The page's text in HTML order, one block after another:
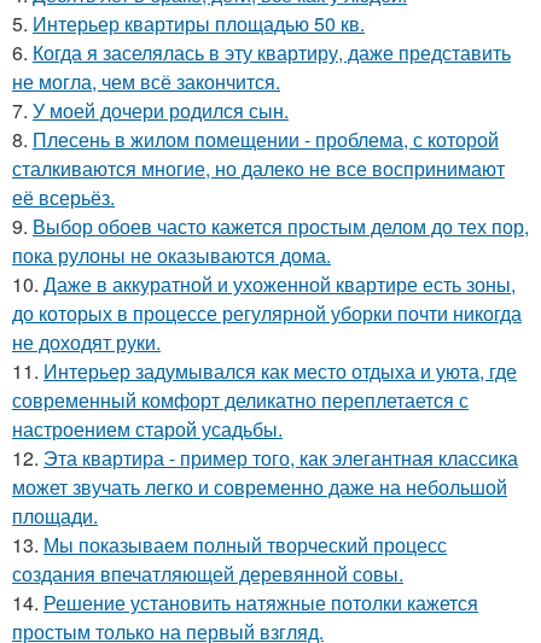
5. Интерьер квартиры площадью 50 кв.
6. Когда я заселялась в эту квартиру, даже представить
не могла, чем всё закончится.
7. У моей дочери родился сын.
8. Плесень в жилом помещении - проблема, с которой
сталкиваются многие, но далеко не все воспринимают
её всерьёз.
9. Выбор обоев часто кажется простым делом до тех пор,
пока рулоны не оказываются дома.
10. Даже в аккуратной и ухоженной квартире есть зоны,
до которых в процессе регулярной уборки почти никогда
не доходят руки.
11. Интерьер задумывался как место отдыха и уюта, где
современный комфорт деликатно переплетается с
настроением старой усадьбы.
12. Эта квартира - пример того, как элегантная классика
может звучать легко и современно даже на небольшой
площади.
13. Мы показываем полный творческий процесс
создания впечатляющей деревянной совы.
14. Решение установить натяжные потолки кажется
простым только на первый взгляд.